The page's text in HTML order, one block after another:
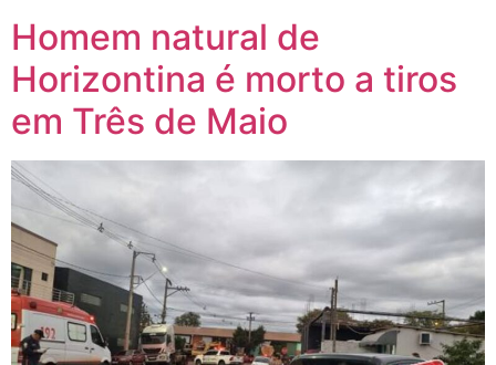
Homem natural de
Horizontina é morto a tiros
em Três de Maio